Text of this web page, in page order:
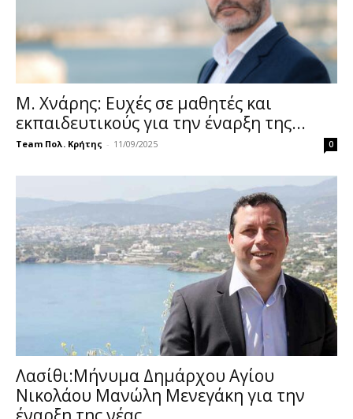
Μ. Χνάρης: Eυχές σε μαθητές και
εκπαιδευτικούς για την έναρξη της...
Team Πολ. Κρήτης - 11/09/2025 0
Λασίθι:Μήνυμα Δημάρχου Αγίου
Νικολάου Μανώλη Μενεγάκη για την